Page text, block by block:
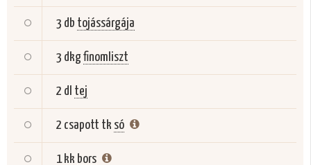
3 db tojássárgája
3 dkgfinomliszt
2 dl tej
2 csapott tk só
1 kk bors